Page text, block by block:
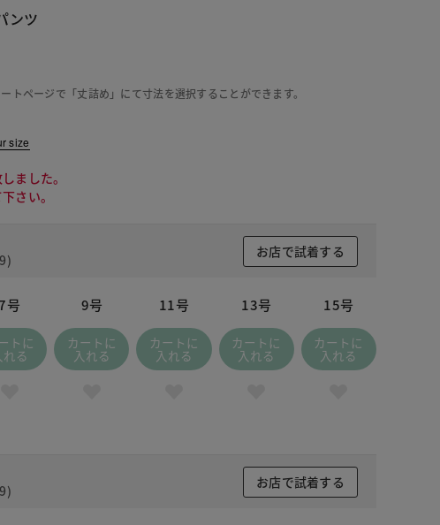
ソフトピンク
ンツ
トページで「丈詰め」にて寸法を選択することができます。
size
ました。
さい。
)
お店で試着する
号
トに
れる
9号
カートに
入れる
11号
カートに
入れる
13号
カートに
入れる
15号
カートに
入れる
)
お店で試着する